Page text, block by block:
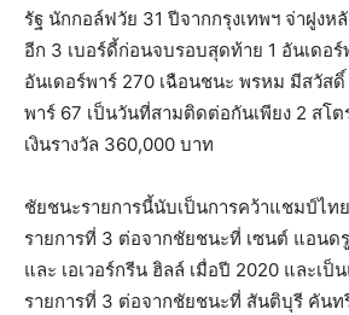
รัฐ นักกอล์ฟวัย 31 ปีจากกรุงเทพฯ จ่าฝูงห
อีก 3 เบอร์ดี้ก่อนจบรอบสุดท้าย 1 อันเดอร์
อันเดอร์พาร์ 270 เฉือนชนะ พรหม มีสวัส
พาร์ 67 เป็นวันที่สามติดต่อกันเพียง 2 สโ
เงินรางวัล 360,000 บาท
ชัยชนะรายการนี้นับเป็นการคว้าแชมป์ไท
รายการที่ 3 ต่อจากชัยชนะที่ เซนต์ แอนด
และ เอเวอร์กรีน ฮิลล์ เมื่อปี 2020 และเ
รายการที่ 3 ต่อจากชัยชนะที่ สันติบุรี คันท